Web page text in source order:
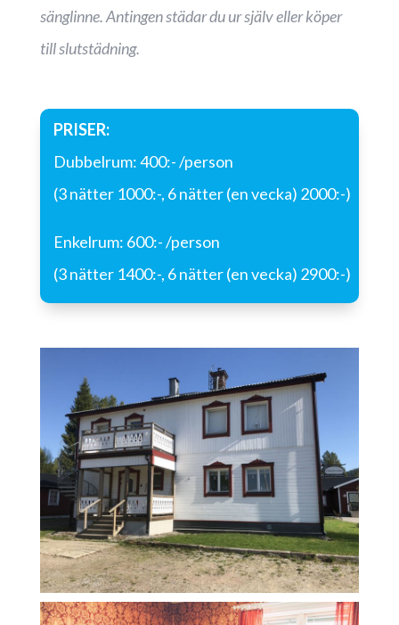
sänglinne. Antingen städar du ur själv eller köper
till slutstädning.
PRISER:
Dubbelrum: 400:- /person
(3 nätter 1000:-, 6 nätter (en vecka) 2000:-)
Enkelrum: 600:- /person
(3 nätter 1400:-, 6 nätter (en vecka) 2900:-)